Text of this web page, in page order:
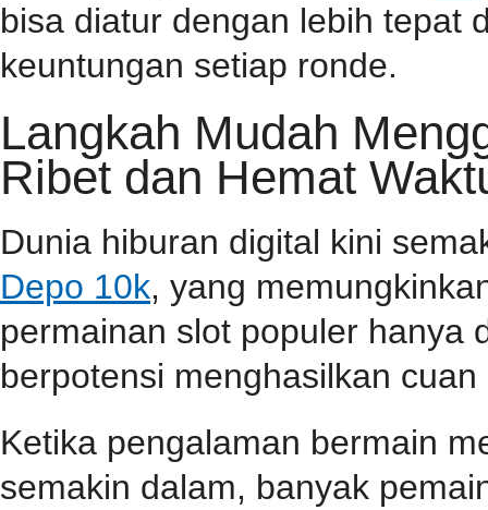
bisa diatur dengan lebih tepat
keuntungan setiap ronde.
Langkah Mudah
Ribet dan Hemat
Dunia hiburan digital kini
Depo 10k, yang
permainan slot populer hanya
berpotensi menghasilkan
Ketika pengalaman bermain
semakin dalam, banyak